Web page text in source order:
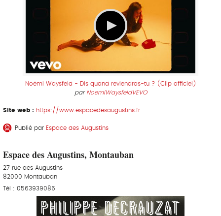
Noëmi Waysfeld - Dis quand reviendras-tu ? (Clip officiel)
par NoemiWaysfeldVEVO
Site web : https://www.espacedesaugustins.fr
Publié par Espace des Augustins
Espace des Augustins, Montauban
27 rue des Augustins
82000 Montauban
Tél : 0563939086